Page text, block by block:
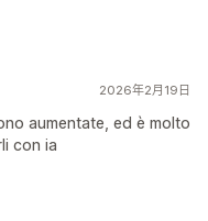
2026年2月19日
aumentate, ed è molto
con ia